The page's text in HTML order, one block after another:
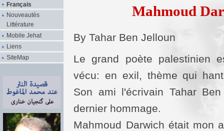
Français
Nouveautés
Littérature
Mobile Jehat
Liens
SiteMap
Mahmoud
By Tahar Ben Jelloun
Le grand poète palestinien
vécu: en exil, thème qui
Son ami l'écrivain Tahar
dernier hommage.
Mahmoud Darwich était mon